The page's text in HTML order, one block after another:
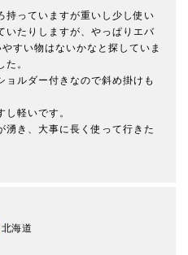
持っていますが重いし少し使い
いたりしますが、やっぱりエバ
すい物はないかなと探していま
た。
ョルダー付きなので斜め掛けも
し軽いです。
湧き、大事に長く使って行きた
北海道